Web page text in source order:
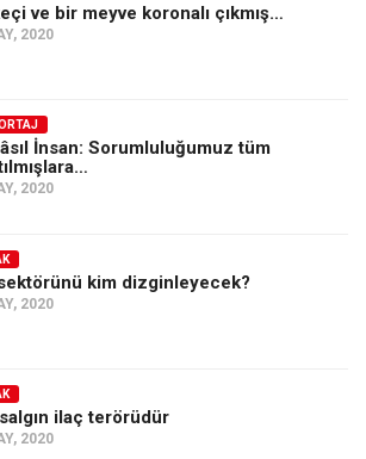
ve bir meyve koronalı çıkmış…
2020
İnsan: Sorumluluğumuz tüm
2020
kim dizginleyecek?
2020
ilaç terörüdür
2020